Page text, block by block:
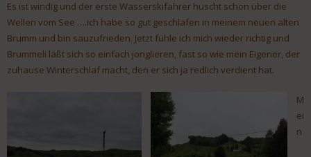
Es ist windig und der erste Wasserskifahrer huscht schon über die
Wellen vom See ….ich habe so gut geschlafen in meinem neuen alten
Brumm und bin sauzufrieden. Jetzt fühle ich mich wieder richtig und
Brummeli läßt sich so einfach jonglieren, fast so wie mein Eigener, der
zuhause Winterschlaf macht, den er sich ja redlich verdient hat.
M
ei
n